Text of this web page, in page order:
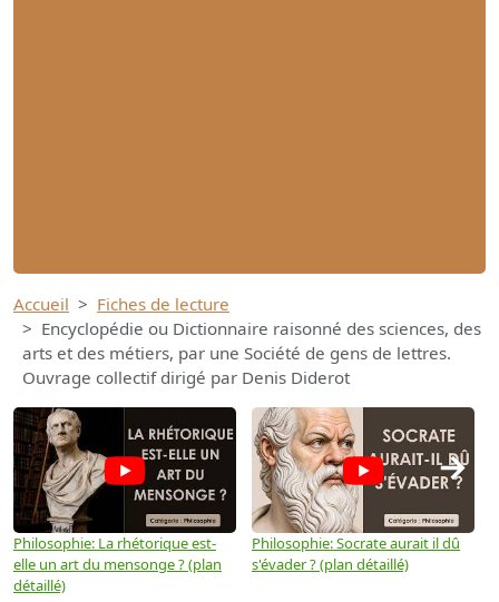
Accueil
Fiches de lecture
Encyclopédie ou Dictionnaire raisonné des sciences, des
arts et des métiers, par une Société de gens de lettres.
Ouvrage collectif dirigé par Denis Diderot
Philosophie: La rhétorique est-
elle un art du mensonge ? (plan
détaillé)
Philosophie: Socrate aurait il dû
s'évader ? (plan détaillé)
→